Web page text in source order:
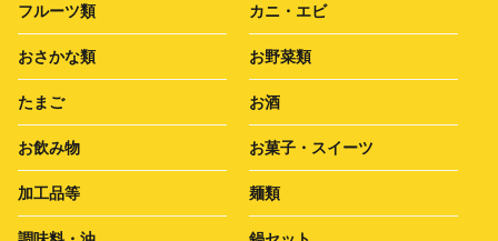
フルーツ類 カニ・エビ
おさかな類 お野菜類
たまご お酒
お飲み物 お菓子・スイーツ
加工品等 麺類